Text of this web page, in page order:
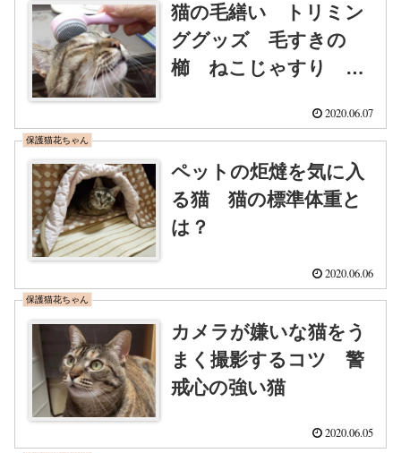
猫の毛繕い トリミン
ググッズ 毛すきの
櫛 ねこじゃすり 猫
2020.06.07
保護猫花ちゃん
ペットの炬燵を気に入
る猫 猫の標準体重と
は？
2020.06.06
保護猫花ちゃん
カメラが嫌いな猫をう
まく撮影するコツ 警
戒心の強い猫
2020.06.05